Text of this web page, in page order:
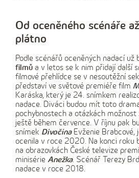
Od oceněného scénáře
plátno
Podle scénářů oceněných nadací už
filmů a v letos se k nim přidají další
filmové přehlídce se v nesoutěžní
představí ve světové premiéře film
Karáska, který je 24. snímkem
nadace. Diváci budou mít toto
pochybnostech a otázkách
ještě během července. V říjnu pak
snímek DivočinaEvženie Brabcové,
ocenila v roce 2020. Na konci roku
na obrazovkách České televize
minisérie Anežka. Scénář Terezy
nadace v roce 2018.